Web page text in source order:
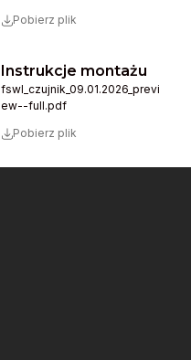
Pobierz plik
Instrukcje montażu
fswl_czujnik_09.01.2026_previ
ew--full.pdf
Pobierz plik